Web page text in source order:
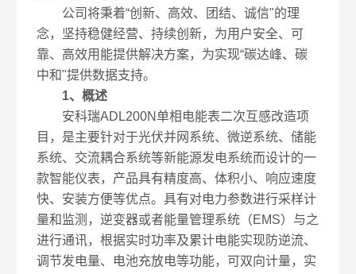
公司将秉着“创新、高效、团结、诚信"的理
念，坚持稳健经营、持续创新，为用户安全、可
靠、高效用能提供解决方案，为实现“碳达峰、碳
中和"提供数据支持。
1、概述
安科瑞ADL200N单相电能表二次互感改造项
目 ，是主要针对于光伏并网系统、微逆系统、储能
系统、交流耦合系统等新能源发电系统而设计的一
款智能仪表，产品具有精度高、体积小、响应速度
快、安装方便等优点。具有对电力参数进行采样计
量和监测，逆变器或者能量管理系统（EMS）与之
进行通讯，根据实时功率及累计电能实现防逆流、
调节发电量、电池充放电等功能，可双向计量，实